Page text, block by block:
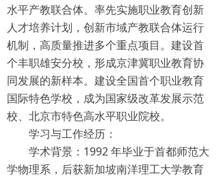
水平产教联合体。率先实施职业教育创新
人才培养计划，创新市域产教联合体运行
机制，高质量推进多个重点项目。建设首
个丰职雄安分校，形成京津冀职业教育协
同发展的新样本。建设全国首个职业教育
国际特色学校，成为国家级改革发展示范
校、北京市特色高水平职业院校。
学习与工作经历：
学术背景：1992 年毕业于首都师范大
学物理系，后获新加坡南洋理工大学教育